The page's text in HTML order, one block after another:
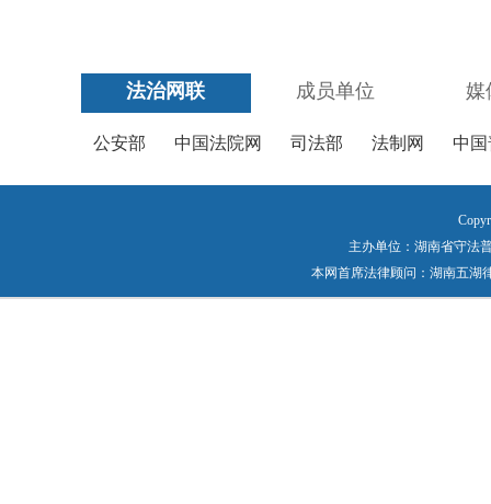
法治网联 成员单位 媒
公安部 中国法院网 司法部 法制网 中
主办单位：湖南省守法
本网首席法律顾问：湖南五湖